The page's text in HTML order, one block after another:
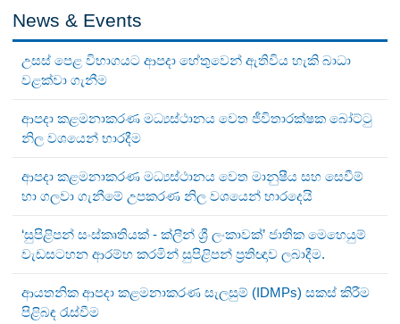
News & Events
උසස් පෙළ විභාගයට ආපදා හේතුවෙන් ඇතිවිය හැකි බාධා
වළක්වා ගැනීම
ආපදා කළමනාකරණ මධ්‍යස්ථානය වෙත ජීවිතාරක්ෂක බෝට්ටු
නිල වශයෙන් භාරදීම
ආපදා කළමනාකරණ මධ්‍යස්ථානය වෙත මානුෂීය සහ සෙවීම්
හා ගලවා ගැනීමේ උපකරණ නිල වශයෙන් භාරදෙයි
‘සුපිළිපන් සංස්කෘතියක් - ක්ලීන් ශ්‍රී ලංකාවක්’ ජාතික මෙහෙයුම්
වැඩසටහන ආරම්භ කරමින් සුපිළිපන් ප්‍රතිඥාව ලබාදීම.
ආයතනික ආපදා කළමනාකරණ සැලසුම් (IDMPs) සකස් කිරීම
පිළිබඳ රැස්වීම